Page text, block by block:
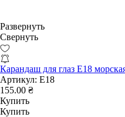
Развернуть
Свернуть
Карандаш для глаз E18
Артикул: E18
155.00 ₴
Купить
Купить